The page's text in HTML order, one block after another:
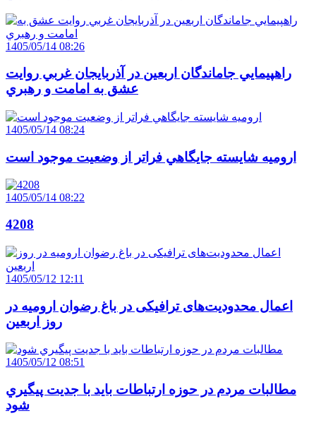
1405/05/14 08:26
راهپيمايي جاماندگان اربعين در آذربايجان غربي روايت
عشق به امامت و رهبري
1405/05/14 08:24
اروميه شايسته جايگاهي فراتر از وضعيت موجود است
1405/05/14 08:22
4208
1405/05/12 12:11
اعمال محدودیت‌های ترافیکی در باغ رضوان ارومیه در
روز اربعین
1405/05/12 08:51
مطالبات مردم در حوزه ارتباطات بايد با جديت پيگيري
شود